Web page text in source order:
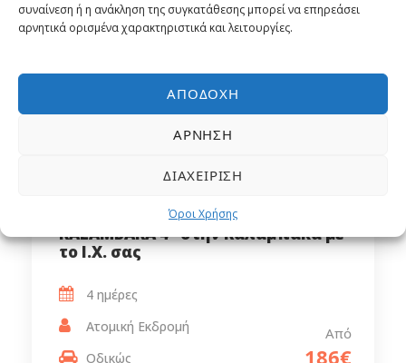
συναίνεση ή η ανάκληση της συγκατάθεσης μπορεί να επηρεάσει
αρνητικά ορισμένα χαρακτηριστικά και λειτουργίες.
ΑΠΟΔΟΧΉ
ΆΡΝΗΣΗ
ΔΙΑΧΕΊΡΙΣΗ
Όροι Χρήσης
Γιορτες στο AMALIA HOTEL
KALAMBAKA 4* στην Καλαμπακα με
το Ι.Χ. σας
Από
186€
4 ημέρες
Ατομική Εκδρομή
Οδικώς